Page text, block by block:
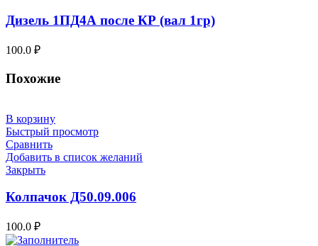
Дизель 1ПД4А после КР (вал 1гр)
100.0 ₽
Похожие
В корзину
Быстрый просмотр
Сравнить
Добавить в список желаний
Закрыть
Колпачок Д50.09.006
100.0 ₽